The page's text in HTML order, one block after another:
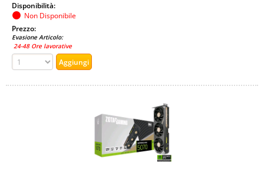
Disponibilità:
Non Disponibile
Prezzo:
Evasione Articolo:
24-48 Ore lavorative